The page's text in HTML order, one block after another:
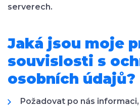
serverech.
Jaká jsou moje
souvislosti s
osobních údajů?
Požadovat po nás